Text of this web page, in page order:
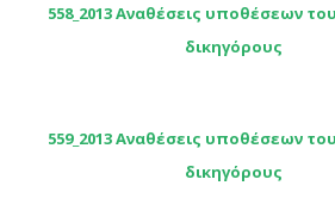
558_2013 Αναθέσεις υποθέσεων
δικηγόρους
559_2013 Αναθέσεις υποθέσεων
δικηγόρους